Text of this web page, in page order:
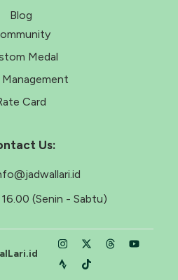
Blog
Medal
Management
Card
Us:
(Senin - Sabtu)